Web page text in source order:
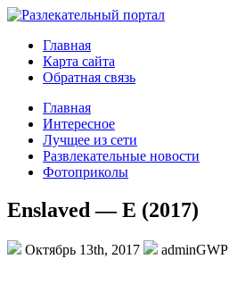
Главная
Карта сайта
Обратная связь
Главная
Интересное
Лучщее из сети
Развлекательные новости
Фотоприколы
Enslaved — E (2017)
Октябрь 13th, 2017 adminGWP